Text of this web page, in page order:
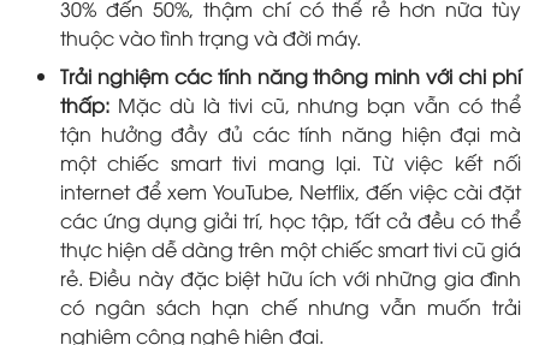
30% đến 50%, thậm chí có thể rẻ hơn nữa tùy
thuộc vào tình trạng và đời máy.
Trải nghiệm các tính năng thông minh với chi phí
thấp: Mặc dù là tivi cũ, nhưng bạn vẫn có thể
tận hưởng đầy đủ các tính năng hiện đại mà
một chiếc smart tivi mang lại. Từ việc kết nối
internet để xem YouTube, Netflix, đến việc cài đặt
các ứng dụng giải trí, học tập, tất cả đều có thể
thực hiện dễ dàng trên một chiếc smart tivi cũ giá
rẻ. Điều này đặc biệt hữu ích với những gia đình
có ngân sách hạn chế nhưng vẫn muốn trải
nghiệm công nghệ hiện đại.